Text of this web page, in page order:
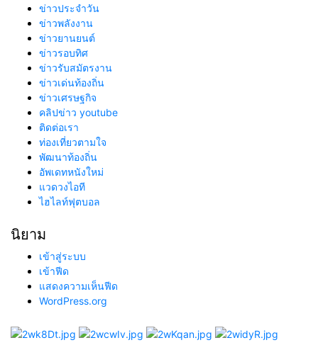
ข่าวประจำวัน
ข่าวพลังงาน
ข่าวยานยนต์
ข่าวรอบทิศ
ข่าวรับสมัตรงาน
ข่าวเด่นท้องถิ่น
ข่าวเศรษฐกิจ
คลิปข่าว youtube
ติดต่อเรา
ท่องเที่ยวตามใจ
พัฒนาท้องถิ่น
อัพเดทหนังใหม่
แวดวงไอที
ไฮไลท์ฟุตบอล
นิยาม
เข้าสู่ระบบ
เข้าฟีด
แสดงความเห็นฟีด
WordPress.org